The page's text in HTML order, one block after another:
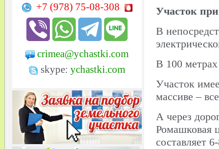
+7 (978) 75-08-308
crimea@ychastki.com
skype: ychastki.com
Участок
В
В 100
Участок
массиве –
А через
Ромашковая
составляет